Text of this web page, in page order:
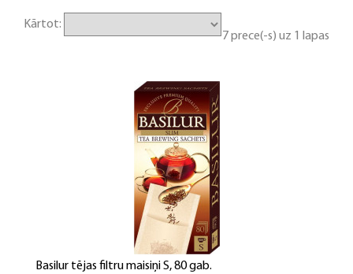
Kārtot:
7 prece(-s) uz 1 lapas
Basilur tējas filtru maisiņi S, 80 gab.